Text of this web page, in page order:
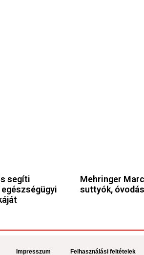
segíti
Mehringer
suttyók,
Impresszum Felhasználási feltételek